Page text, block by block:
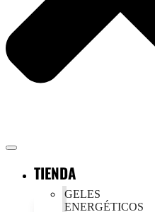
TIENDA
GELES
ENERGÉTICOS